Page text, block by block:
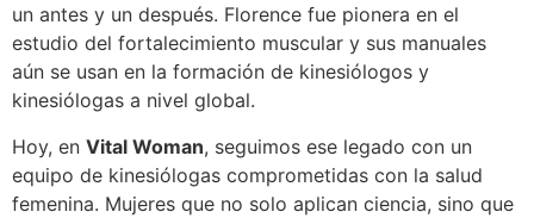
un antes y un después. Florence fue pionera en el
estudio del fortalecimiento muscular y sus manuales
aún se usan en la formación de kinesiólogos y
kinesiólogas a nivel global.
Hoy, en Vital Woman, seguimos ese legado con un
equipo de kinesiólogas comprometidas con la salud
femenina. Mujeres que no solo aplican ciencia, sino que